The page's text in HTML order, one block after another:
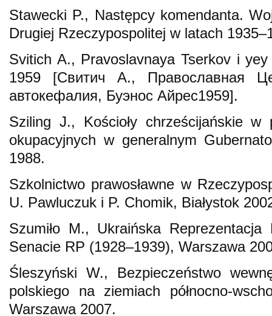
Stawecki P., Następcy komendanta.
Drugiej Rzeczypospolitej w latach
Svitich A., Pravoslavnaya Tserkov i
1959 [Свитич А., Православная
автокефалия, Буэнос Айрес1959].
Sziling J., Kościoły chrześcijańskie w
okupacyjnych w generalnym
1988.
Szkolnictwo prawosławne w
U. Pawluczuk i P. Chomik, Białystok
Szumiło M., Ukraińska
Senacie RP (1928–1939), Warszawa
Śleszyński W., Bezpieczeństwo
polskiego na ziemiach północno-
Warszawa 2007.